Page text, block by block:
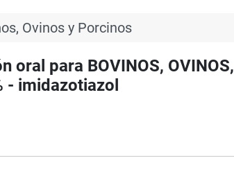
Ovinos y Porcinos
oral para BOVINOS, OVINOS,
- imidazotiazol